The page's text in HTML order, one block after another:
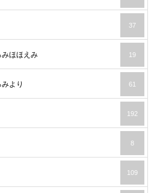
37
ほほえみ 19
より 61
192
8
109